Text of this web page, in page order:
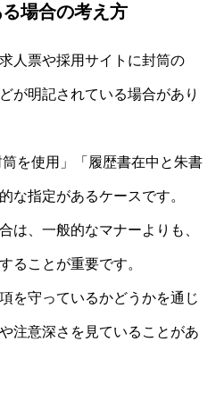
場合の考え方
人票や採用サイトに封筒の
が明記されている場合があり
を使用」「履歴書在中と朱書
な指定があるケースです。
は、一般的なマナーよりも、
ることが重要です。
を守っているかどうかを通じ
注意深さを見ていることがあ